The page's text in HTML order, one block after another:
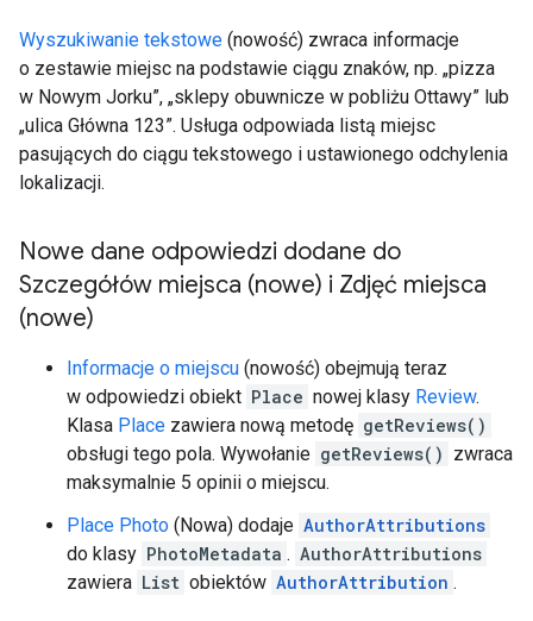
Wyszukiwanie tekstowe (nowość) zwraca informacje
o zestawie miejsc na podstawie ciągu znaków, np. „pizza
w Nowym Jorku”, „sklepy obuwnicze w pobliżu Ottawy” lub
„ulica Główna 123”. Usługa odpowiada listą miejsc
pasujących do ciągu tekstowego i ustawionego odchylenia
lokalizacji.
Nowe dane odpowiedzi dodane do
Szczegółów miejsca (nowe) i Zdjęć miejsca
(nowe)
Informacje o miejscu (nowość) obejmują teraz
w odpowiedzi obiekt Place nowej klasy Review.
Klasa Place zawiera nową metodę getReviews()
obsługi tego pola. Wywołanie getReviews() zwraca
maksymalnie 5 opinii o miejscu.
Place Photo (Nowa) dodaje AuthorAttributions
do klasy PhotoMetadata . AuthorAttributions
zawiera List obiektów AuthorAttribution .